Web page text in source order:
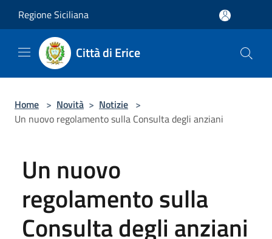
Regione Siciliana
Città di Erice
Home > Novità > Notizie >
Un nuovo regolamento sulla Consulta degli anziani
Un nuovo
regolamento sulla
Consulta degli anziani